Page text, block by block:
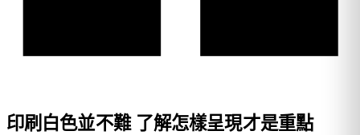
印刷白色並不難 了解怎樣呈現才是重點